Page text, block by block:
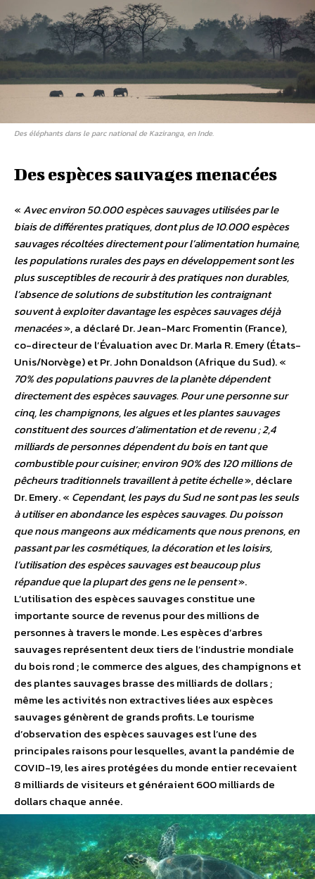
Des éléphants dans le parc national de Kaziranga, en Inde.
Des espèces sauvages menacées
« Avec environ 50.000 espèces sauvages utilisées par le
biais de différentes pratiques, dont plus de 10.000 espèces
sauvages récoltées directement pour l’alimentation humaine,
les populations rurales des pays en développement sont les
plus susceptibles de recourir à des pratiques non durables,
l’absence de solutions de substitution les contraignant
souvent à exploiter davantage les espèces sauvages déjà
menacées», a déclaré Dr. Jean-Marc Fromentin (France),
co-directeur de l’Évaluation avec Dr. Marla R. Emery (États-
Unis/Norvège) et Pr. John Donaldson (Afrique du Sud). «
70% des populations pauvres de la planète dépendent
directement des espèces sauvages. Pour une personne sur
cinq, les champignons, les algues et les plantes sauvages
constituent des sources d’alimentation et de revenu ; 2,4
milliards de personnes dépendent du bois en tant que
combustible pour cuisiner; environ 90% des 120 millions de
pêcheurs traditionnels travaillent à petite échelle», déclare
Dr. Emery. « Cependant, les pays du Sud ne sont pas les seuls
à utiliser en abondance les espèces sauvages. Du poisson
que nous mangeons aux médicaments que nous prenons, en
passant par les cosmétiques, la décoration et les loisirs,
l’utilisation des espèces sauvages est beaucoup plus
répandue que la plupart des gens ne le pensent».
L’utilisation des espèces sauvages constitue une
importante source de revenus pour des millions de
personnes à travers le monde. Les espèces d’arbres
sauvages représentent deux tiers de l’industrie mondiale
du bois rond ; le commerce des algues, des champignons et
des plantes sauvages brasse des milliards de dollars ;
même les activités non extractives liées aux espèces
sauvages génèrent de grands profits. Le tourisme
d’observation des espèces sauvages est l’une des
principales raisons pour lesquelles, avant la pandémie de
COVID-19, les aires protégées du monde entier recevaient
8 milliards de visiteurs et généraient 600 milliards de
dollars chaque année.